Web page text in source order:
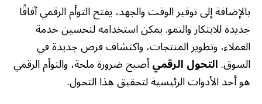
بالإضافة إلى توفير الوقت والجهد، يفتح التوأم الرقمي آفاقًا
جديدة للابتكار والنمو. يمكن استخدامه لتحسين خدمة
العملاء، وتطوير المنتجات، واكتشاف فرص جديدة في
السوق.التحول الرقميأصبح ضرورة ملحة، والتوأم الرقمي
هو أحد الأدوات الرئيسية لتحقيق هذا التحول.